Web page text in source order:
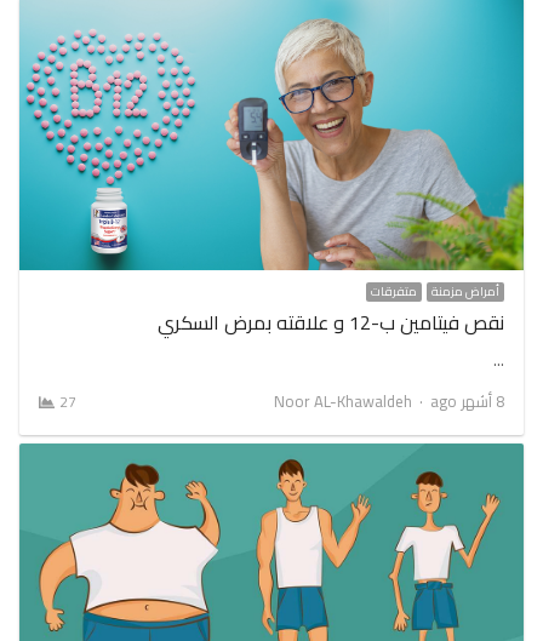
أمراض مزمنة متفرقات
نقص فيتامين ب-12 و علاقته بمرض السكري
…
8 أشهر ago
Author
Noor AL-Khawaldeh
27